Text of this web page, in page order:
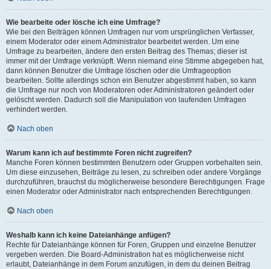
Wie bearbeite oder lösche ich eine Umfrage?
Wie bei den Beiträgen können Umfragen nur vom ursprünglichen Verfasser,
einem Moderator oder einem Administrator bearbeitet werden. Um eine
Umfrage zu bearbeiten, ändere den ersten Beitrag des Themas; dieser ist
immer mit der Umfrage verknüpft. Wenn niemand eine Stimme abgegeben hat,
dann können Benutzer die Umfrage löschen oder die Umfrageoption
bearbeiten. Sollte allerdings schon ein Benutzer abgestimmt haben, so kann
die Umfrage nur noch von Moderatoren oder Administratoren geändert oder
gelöscht werden. Dadurch soll die Manipulation von laufenden Umfragen
verhindert werden.
Nach oben
Warum kann ich auf bestimmte Foren nicht zugreifen?
Manche Foren können bestimmten Benutzern oder Gruppen vorbehalten sein.
Um diese einzusehen, Beiträge zu lesen, zu schreiben oder andere Vorgänge
durchzuführen, brauchst du möglicherweise besondere Berechtigungen. Frage
einen Moderator oder Administrator nach entsprechenden Berechtigungen.
Nach oben
Weshalb kann ich keine Dateianhänge anfügen?
Rechte für Dateianhänge können für Foren, Gruppen und einzelne Benutzer
vergeben werden. Die Board-Administration hat es möglicherweise nicht
erlaubt, Dateianhänge in dem Forum anzufügen, in dem du deinen Beitrag